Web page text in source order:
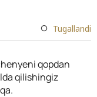
Tugallandi
qopdan
qilishingiz